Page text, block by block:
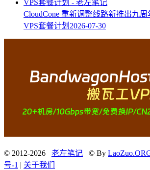
CloudCone 重新调整线路新推出九
VPS套餐计划 2026-07-30
© 2012-2026 老左笔记 © By
号-1 | 关于我们